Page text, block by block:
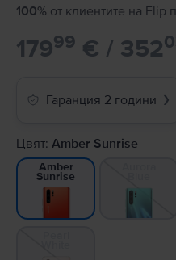
100% от клиентите на Flip
17999 € / 352
Гаранция 2 години ❯
Цвят: Amber Sunrise
Amber
Sunrise